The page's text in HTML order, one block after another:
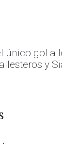
único gol a
y